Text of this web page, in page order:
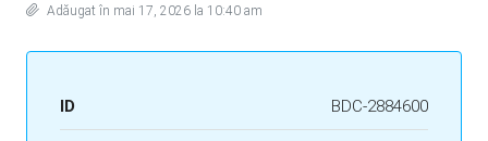
Adăugat în mai 17, 2026 la 10:40 am
ID BDC-2884600